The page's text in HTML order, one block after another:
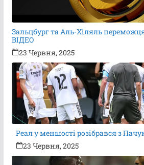
Зальцбург та Аль-Хіляль
ВІДЕО
23 Червня, 2025
Реал у меншості розібрався з
23 Червня, 2025